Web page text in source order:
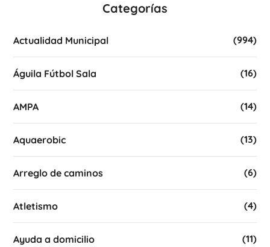
Categorías
Actualidad Municipal (994)
Águila Fútbol Sala (16)
AMPA (14)
Aquaerobic (13)
Arreglo de caminos (6)
Atletismo (4)
Ayuda a domicilio (11)